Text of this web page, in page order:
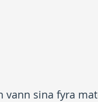
sina fyra